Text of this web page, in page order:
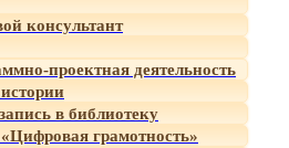
консультант
проектная деятельность
в библиотеку
грамотность»